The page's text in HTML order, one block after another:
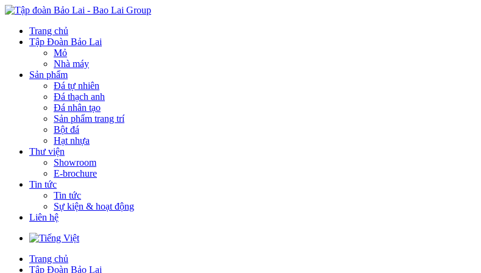
Trang chủ
Tập Đoàn Bảo Lai
Mỏ
Nhà máy
Sản phẩm
Đá tự nhiên
Đá thạch anh
Đá nhân tạo
Sản phẩm trang trí
Bột đá
Hạt nhựa
Thư viện
Showroom
E-brochure
Tin tức
Tin tức
Sự kiện & hoạt động
Liên hệ
Trang chủ
Tập Đoàn Bảo Lai